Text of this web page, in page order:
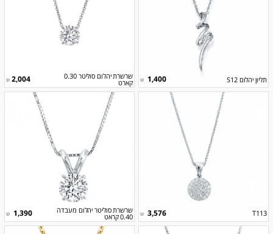
תליון יהלום S12 1,400
₪
שרשרת יהלום סוליטר 0.30
קארט
2,004
₪
T113
3,576
₪
שרשרת סוליטר יהלום מעבדה
0.40 קראט
1,390
₪